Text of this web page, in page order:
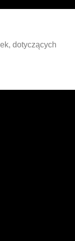
dotyczących